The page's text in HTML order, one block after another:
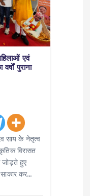
एवं
पुराना
साय के नेतृत्व
विरासत
जोड़ते हुए
साकार कर…